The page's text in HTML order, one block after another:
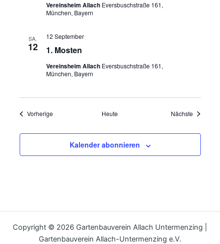
Vereinsheim Allach Eversbuschstraße 161,
München, Bayern
SA.
12 1. Mosten
12 September
Vereinsheim Allach Eversbuschstraße 161,
München, Bayern
VorherigeVeranstaltungen Heute Nächste
Kalender abonnieren
Copyright © 2026 Gartenbauverein Allach Untermenzing |
Gartenbauverein Allach-Untermenzing e.V.